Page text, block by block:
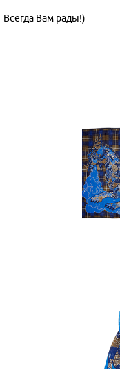
Всегда Вам рады!)